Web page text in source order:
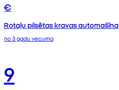
€
Rotaļu pilsētas kravas automašīna
no 3 gadu vecuma
9